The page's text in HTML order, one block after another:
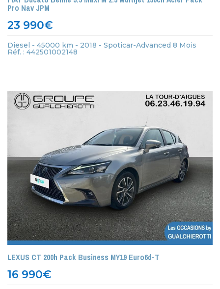
Pro Nav JPM
23 990€
Diesel - 45000 km - 2018 - Spoticar-Advanced 8 Mois
Réf. : 442501002148
LEXUS CT 200h Pack Business MY19 Euro6d-T
16 990€